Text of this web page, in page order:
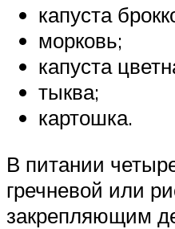
капуста
морковь;
капуста
тыква;
картошка.
В питании
гречневой или
закрепляющим